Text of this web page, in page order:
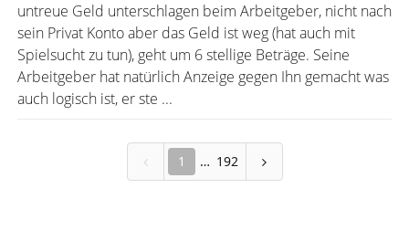
untreue Geld unterschlagen beim Arbeitgeber, nicht nach
sein Privat Konto aber das Geld ist weg (hat auch mit
Spielsucht zu tun), geht um 6 stellige Beträge. Seine
Arbeitgeber hat natürlich Anzeige gegen Ihn gemacht was
auch logisch ist, er ste ...
1 192